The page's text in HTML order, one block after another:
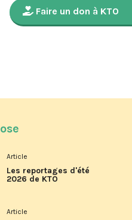
Faire un don à KTO
Article
Les reportages d'été
2026 de KTO
Article